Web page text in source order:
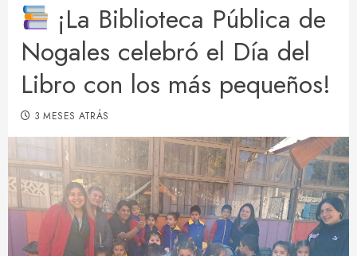
¡La Biblioteca Pública de
Nogales celebró el Día del
Libro con los más pequeños!
3 MESES ATRÁS